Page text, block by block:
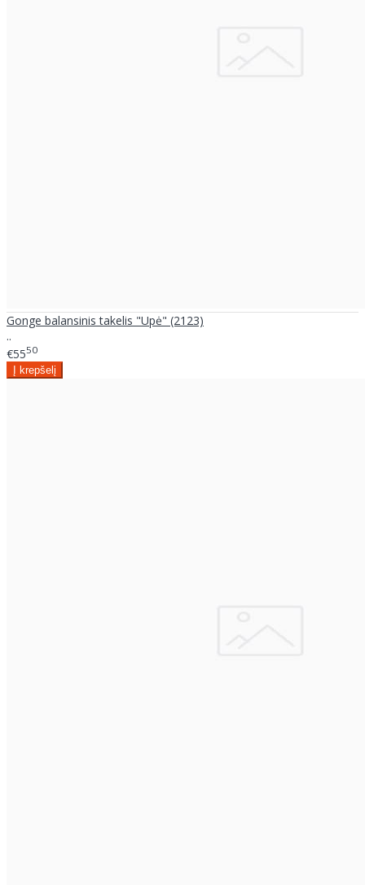
Gonge balansinis takelis "Upė" (2123)
..
€5550